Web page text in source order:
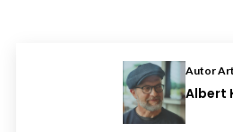
Autor
Albert